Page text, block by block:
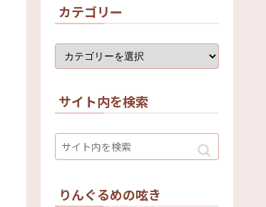
カテゴリー
サイト内を検索
りんぐるめの呟き